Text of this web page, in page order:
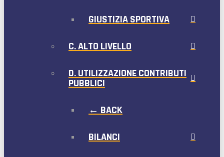
GIUSTIZIA SPORTIVA
C. ALTO LIVELLO
D. UTILIZZAZIONE CONTRIBUTI
PUBBLICI
← BACK
BILANCI